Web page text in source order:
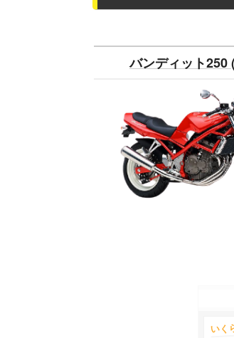
バンディット250
いく